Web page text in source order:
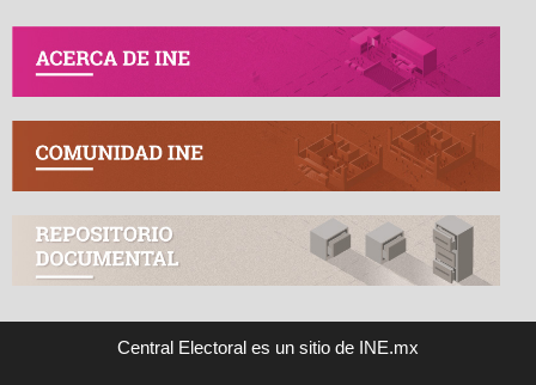
Central Electoral es un sitio de INE.mx